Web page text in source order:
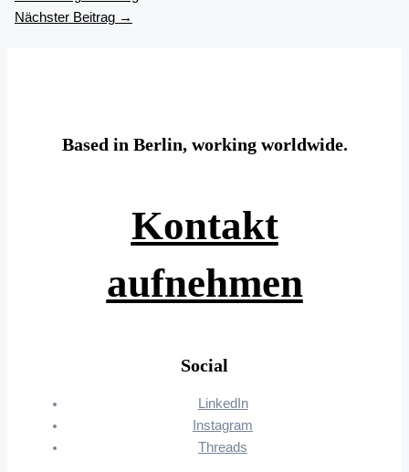
Nächster Beitrag →
Based in Berlin, working worldwide.
Kontakt
aufnehmen
Social
LinkedIn
Instagram
Threads